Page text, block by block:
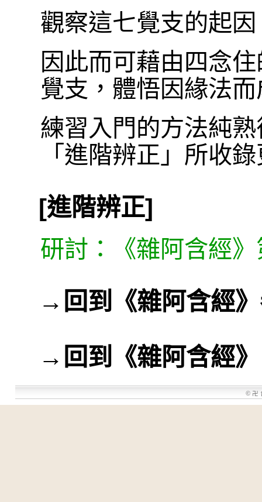
觀察這七覺支的起
因此而可藉由四念
覺支，體悟因緣法
練習入門的方法純
「進階辨正」所收
[進階辨正]
研討：《雜阿含經
→ 回到《雜阿含經
→ 回到《雜阿含經》
© 卍